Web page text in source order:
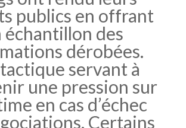
publics en offrant
échantillon des
dérobées.
servant à
une pression sur
en cas d’échec
Certains